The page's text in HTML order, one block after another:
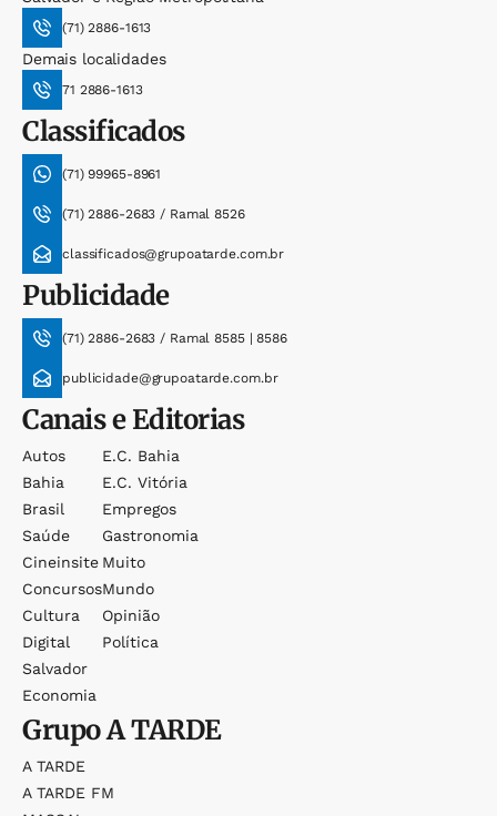
(71) 2886-1613
Demais localidades
71 2886-1613
Classificados
(71) 99965-8961
(71) 2886-2683 / Ramal 8526
classificados@grupoatarde.com.br
Publicidade
(71) 2886-2683 / Ramal 8585 | 8586
publicidade@grupoatarde.com.br
Canais e Editorias
Autos
Bahia
Brasil
Saúde
Cineinsite
Concursos
Cultura
Digital
Salvador
Economia
E.c. Bahia
E.c. Vitória
Empregos
Gastronomia
Muito
Mundo
Opinião
Política
GrupoA TARDE
A TARDE
A TARDE FM